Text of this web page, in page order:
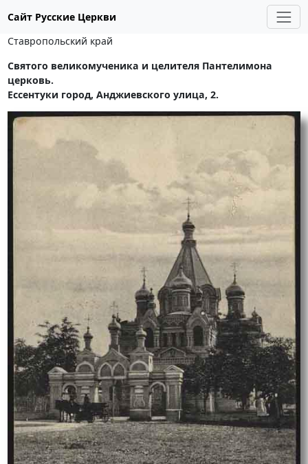
Сайт Русские Церкви
Ставропольский край
Святого великомученика и целителя Пантелимона
церковь.
Ессентуки город, Анджиевского улица, 2.